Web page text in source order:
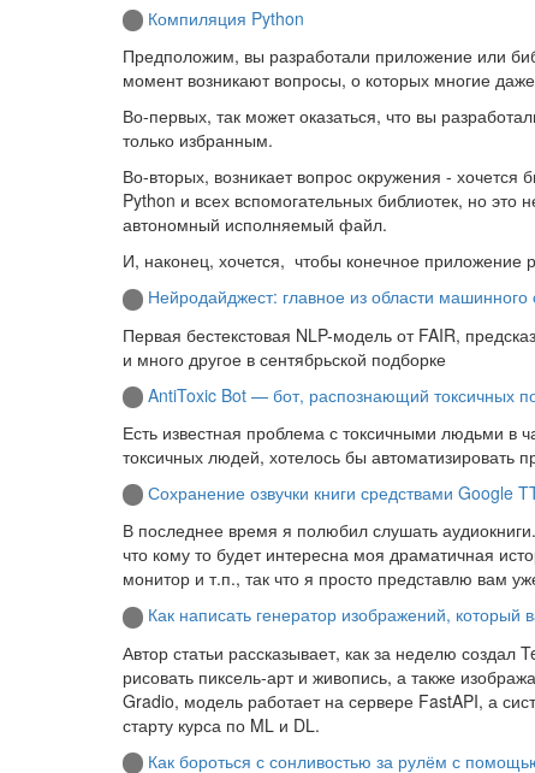
Компиляция Python
Предположим, вы разработали приложение или
момент возникают вопросы, о которых многие
Во-первых, так может оказаться, что вы
только избранным.
Во-вторых, возникает вопрос окружения - хочется
Python и всех вспомогательных библиотек, но
автономный исполняемый файл.
И, наконец, хочется, чтобы конечное приложение
Нейродайджест: главное из области машинного
Первая бестекстовая NLP-модель от FAIR,
и много другое в сентябрьской подборке
AntiToxic Bot — бот, распознающий токсичных
Есть известная проблема с токсичными людьми в
токсичных людей, хотелось бы автоматизировать
Сохранение озвучки книги средствами Google
В последнее время я полюбил слушать
что кому то будет интересна моя драматичная
монитор и т.п., так что я просто представлю вам
Как написать генератор изображений, который
Автор статьи рассказывает, как за неделю
рисовать пиксель-арт и живопись, а также
Gradio, модель работает на сервере FastAPI, а
старту курса по ML и DL.
Как бороться с сонливостью за рулём с